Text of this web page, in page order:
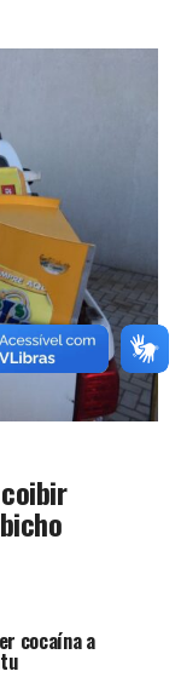
cocaína a